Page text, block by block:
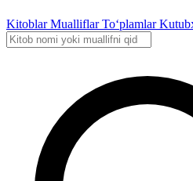
KitoblarMualliflarTo‘plamlar